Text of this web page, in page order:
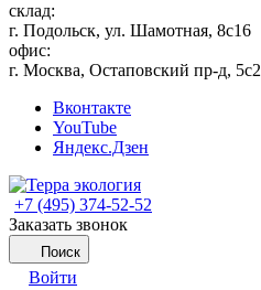
склад:
г. Подольск, ул. Шамотная, 8с16
офис:
г. Москва, Остаповский пр-д, 5с2
Вконтакте
YouTube
Яндекс.Дзен
+7 (495) 374-52-52
Заказать звонок
Поиск
Войти